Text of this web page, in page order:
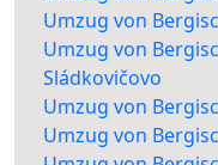
Umzug von
Umzug von
Sládkovičovo
Umzug von
Umzug von